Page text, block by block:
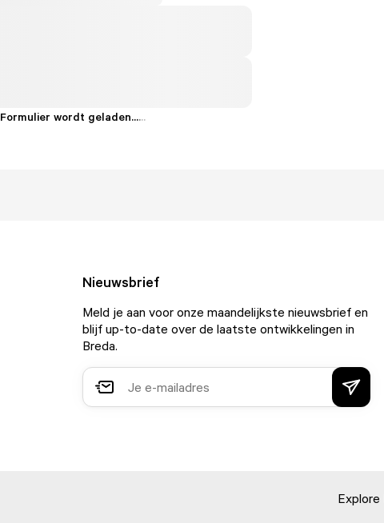
Formulier wordt geladen......
Nieuwsbrief
Meld je aan voor onze maandelijkste nieuwsbrief en
blijf up-to-date over de laatste ontwikkelingen in
Breda.
Explore